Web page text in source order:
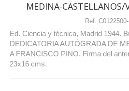
MEDINA-
Ref:
Ed. Ciencia y técnica, Madrid 1944.
DEDICATORIA AUTÓGRADA DE
A FRANCISCO PINO. Firma del
23x16 cms.